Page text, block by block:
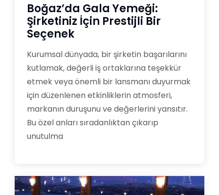
Boğaz’da Gala Yemeği:
Şirketiniz İçin Prestijli Bir
Seçenek
Kurumsal dünyada, bir şirketin başarılarını
kutlamak, değerli iş ortaklarına teşekkür
etmek veya önemli bir lansmanı duyurmak
için düzenlenen etkinliklerin atmosferi,
markanın duruşunu ve değerlerini yansıtır.
Bu özel anları sıradanlıktan çıkarıp
unutulma